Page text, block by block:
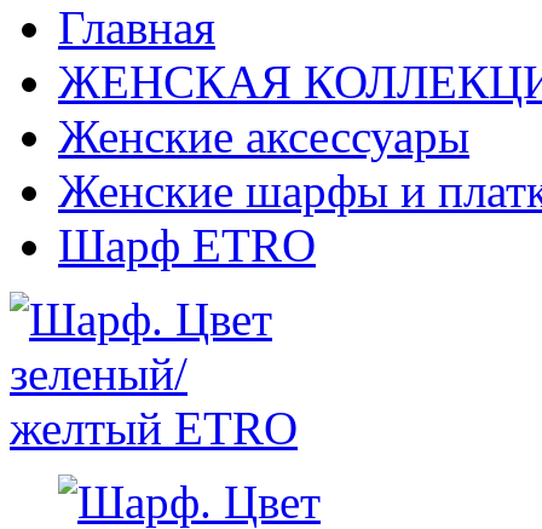
Главная
ЖЕНСКАЯ
Женские аксессуары
Женские шарфы и
Шарф ETRO